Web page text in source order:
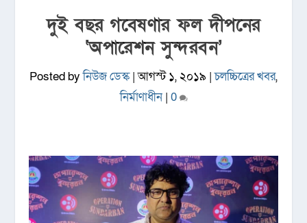
দুই বছর গবেষণার ফল দীপনের
‘অপারেশন সুন্দরবন’
Posted byনিউজ ডেস্ক|আগস্ট ১, ২০১৯ |চলচ্চিত্রের খবর,
নির্মাণাধীন| 0